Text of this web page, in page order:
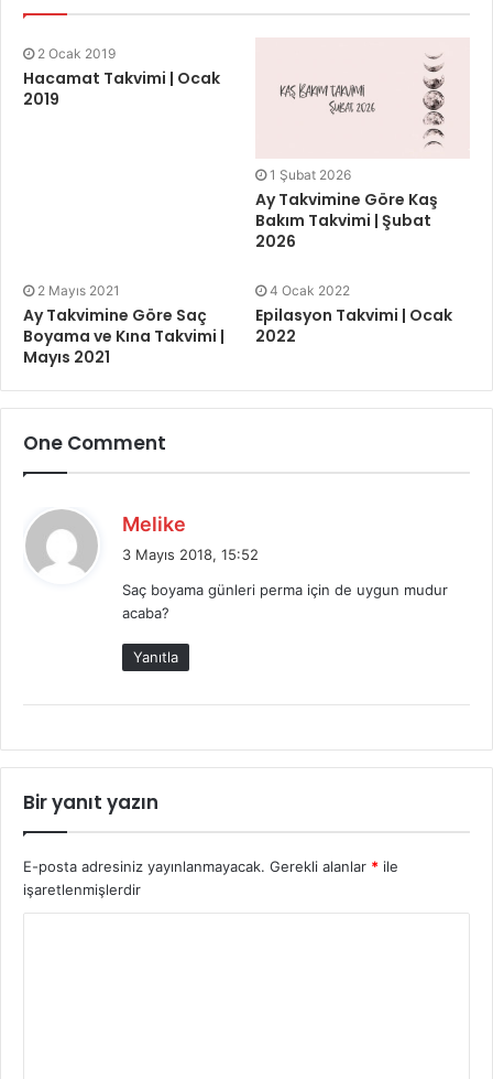
2 Ocak 2019
Hacamat Takvimi | Ocak
2019
1 Şubat 2026
Ay Takvimine Göre Kaş
Bakım Takvimi | Şubat
2026
2 Mayıs 2021
Ay Takvimine Göre Saç
Boyama ve Kına Takvimi |
Mayıs 2021
4 Ocak 2022
Epilasyon Takvimi | Ocak
2022
One Comment
Melike
i
i
:
3 Mayıs 2018, 15:52
Saç boyama günleri perma için de uygun mudur
acaba?
Yanıtla
Bir yanıt yazın
E-posta adresiniz yayınlanmayacak. Gerekli alanlar * ile
işaretlenmişlerdir